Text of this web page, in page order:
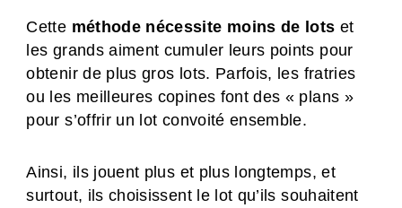
Cette méthode nécessite moins de lots et
les grands aiment cumuler leurs points pour
obtenir de plus gros lots. Parfois, les fratries
ou les meilleures copines font des « plans »
pour s’offrir un lot convoité ensemble.
Ainsi, ils jouent plus et plus longtemps, et
surtout, ils choisissent le lot qu’ils souhaitent